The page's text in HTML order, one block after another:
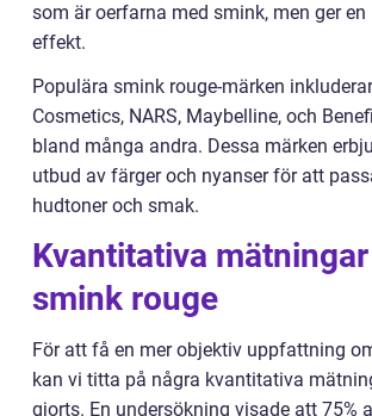
som är oerfarna med smink, men ger
effekt.
Populära smink rouge-märken
Cosmetics, NARS, Maybelline, och
bland många andra. Dessa märken
utbud av färger och nyanser för att
hudtoner och smak.
Kvantitativa
smink rouge
För att få en mer objektiv uppfattning
kan vi titta på några kvantitativa
gjorts. En undersökning visade att 75%